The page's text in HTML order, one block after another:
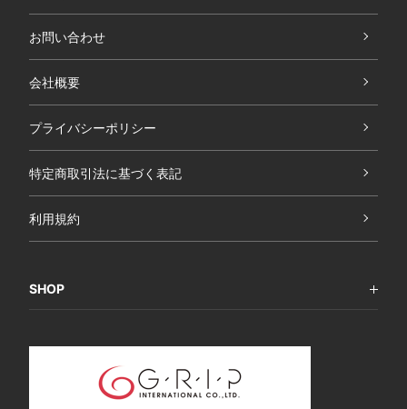
お問い合わせ
会社概要
プライバシーポリシー
特定商取引法に基づく表記
利用規約
SHOP